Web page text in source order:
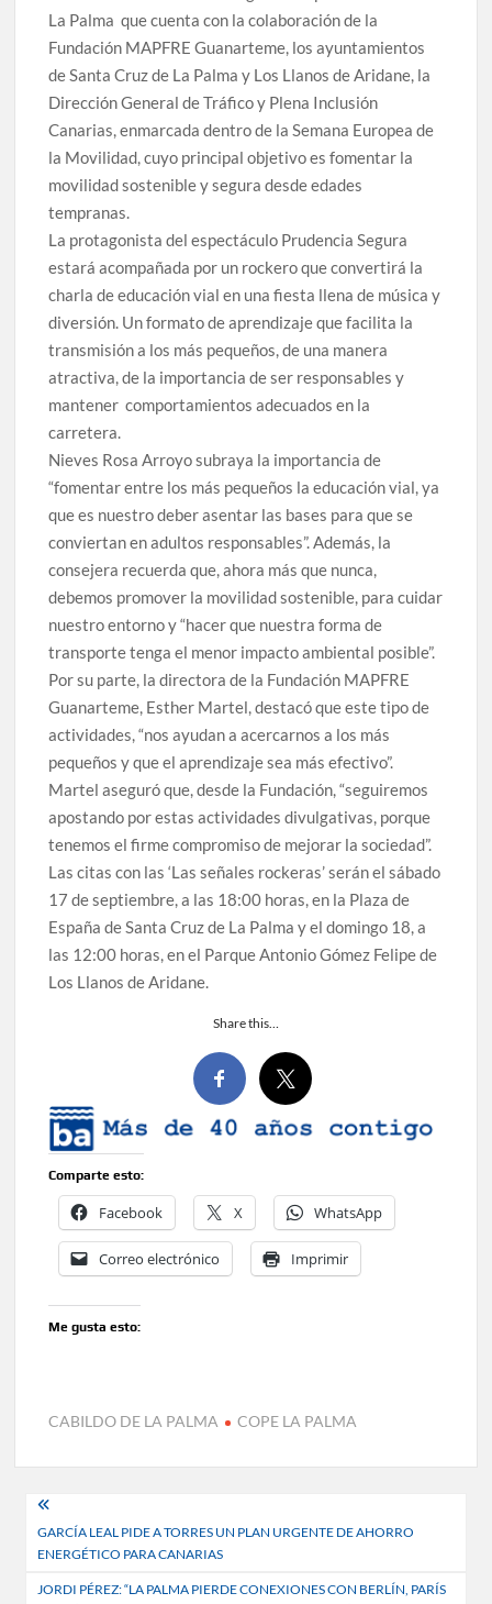
La Palma que cuenta con la colaboración de la
Fundación MAPFRE Guanarteme, los ayuntamientos
de Santa Cruz de La Palma y Los Llanos de Aridane, la
Dirección General de Tráfico y Plena Inclusión
Canarias, enmarcada dentro de la Semana Europea de
la Movilidad, cuyo principal objetivo es fomentar la
movilidad sostenible y segura desde edades
tempranas.
La protagonista del espectáculo Prudencia Segura
estará acompañada por un rockero que convertirá la
charla de educación vial en una fiesta llena de música y
diversión. Un formato de aprendizaje que facilita la
transmisión a los más pequeños, de una manera
atractiva, de la importancia de ser responsables y
mantener comportamientos adecuados en la
carretera.
Nieves Rosa Arroyo subraya la importancia de
“fomentar entre los más pequeños la educación vial, ya
que es nuestro deber asentar las bases para que se
conviertan en adultos responsables”. Además, la
consejera recuerda que, ahora más que nunca,
debemos promover la movilidad sostenible, para cuidar
nuestro entorno y “hacer que nuestra forma de
transporte tenga el menor impacto ambiental posible”.
Por su parte, la directora de la Fundación MAPFRE
Guanarteme, Esther Martel, destacó que este tipo de
actividades, “nos ayudan a acercarnos a los más
pequeños y que el aprendizaje sea más efectivo”.
Martel aseguró que, desde la Fundación, “seguiremos
apostando por estas actividades divulgativas, porque
tenemos el firme compromiso de mejorar la sociedad”.
Las citas con las ‘Las señales rockeras’ serán el sábado
17 de septiembre, a las 18:00 horas, en la Plaza de
España de Santa Cruz de La Palma y el domingo 18, a
las 12:00 horas, en el Parque Antonio Gómez Felipe de
Los Llanos de Aridane.
Share this…
Comparte esto:
Facebook X WhatsApp
Correo electrónico Imprimir
Me gusta esto:
CABILDO DE LA PALMA COPE LA PALMA
Navegación
de
entradas
GARCÍA LEAL PIDE A TORRES UN PLAN URGENTE DE AHORRO
ENERGÉTICO PARA CANARIAS
JORDI PÉREZ: “LA PALMA PIERDE CONEXIONES CON BERLÍN, PARÍS